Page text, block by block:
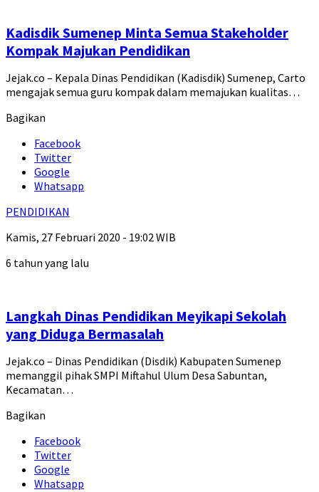
Kadisdik Sumenep Minta Semua Stakeholder
Kompak Majukan Pendidikan
Jejak.co – Kepala Dinas Pendidikan (Kadisdik) Sumenep, Carto
mengajak semua guru kompak dalam memajukan kualitas…
Bagikan
Facebook
Twitter
Google
Whatsapp
PENDIDIKAN
Kamis, 27 Februari 2020 - 19:02 WIB
6 tahun yang lalu
Langkah Dinas Pendidikan Meyikapi Sekolah
yang Diduga Bermasalah
Jejak.co – Dinas Pendidikan (Disdik) Kabupaten Sumenep
memanggil pihak SMPI Miftahul Ulum Desa Sabuntan,
Kecamatan…
Bagikan
Facebook
Twitter
Google
Whatsapp